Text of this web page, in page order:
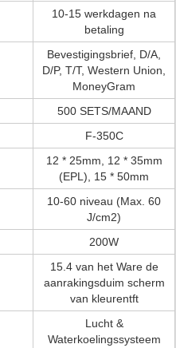
10-15 werkdagen na
betaling
Bevestigingsbrief, D/A,
D/P, T/T, Western Union,
MoneyGram
500 SETS/MAAND
F-350C
12 * 25mm, 12 * 35mm
(EPL), 15 * 50mm
10-60 niveau (Max. 60
J/cm2)
200W
15.4 van het Ware de
aanrakingsduim scherm
van kleurentft
Lucht &
Waterkoelingssysteem